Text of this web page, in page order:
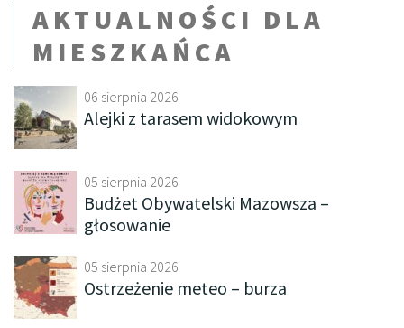
AKTUALNOŚCI DLA
MIESZKAŃCA
06 sierpnia 2026
Alejki z tarasem widokowym
05 sierpnia 2026
Budżet Obywatelski Mazowsza –
głosowanie
05 sierpnia 2026
Ostrzeżenie meteo – burza